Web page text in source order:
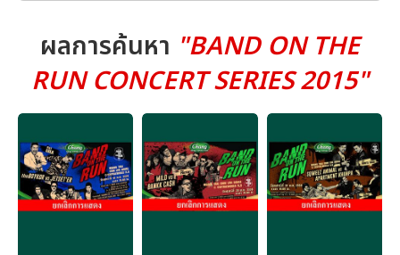
ผลการค้นหา "BAND ON THE
RUN CONCERT SERIES 2015"